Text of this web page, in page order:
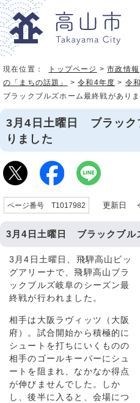
現在位置： トップページ >市政情報
の「まちの話題」
>令和4年度 > 令
ブラックブルズホーム最終戦があり
3月4日土曜日 ブラック
りました
ページ番号 T1017982 更新日 令
3月4日土曜日 ブラックブル
3月4日土曜日、飛騨高山ビッ
グアリーナで、飛騨高山ブラ
ックブルズ岐阜のシーズン最
終戦が行われました。
相手は大阪ラヴィッツ（大阪
府）。試合開始から積極的に
シュートを打ちにいくものの
相手のゴールキーパーにシュ
ートを阻まれ、なかなか得点
が伸びませんでした。しか
し、後半に入ると、会場につ